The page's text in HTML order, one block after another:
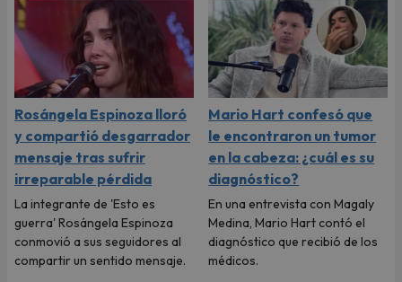
Rosángela Espinoza lloró
y compartió desgarrador
mensaje tras sufrir
irreparable pérdida
La integrante de 'Esto es
guerra' Rosángela Espinoza
conmovió a sus seguidores al
compartir un sentido mensaje.
Mario Hart confesó que
le encontraron un tumor
en la cabeza: ¿cuál es su
diagnóstico?
En una entrevista con Magaly
Medina, Mario Hart contó el
diagnóstico que recibió de los
médicos.